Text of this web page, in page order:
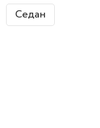
Седан